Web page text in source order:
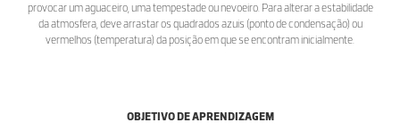
provocar um aguaceiro, uma tempestade ou nevoeiro. Para alterar a estabilidade
da atmosfera, deve arrastar os quadrados azuis (ponto de condensação) ou
vermelhos (temperatura) da posição em que se encontram inicialmente.
OBJETIVO DE APRENDIZAGEM